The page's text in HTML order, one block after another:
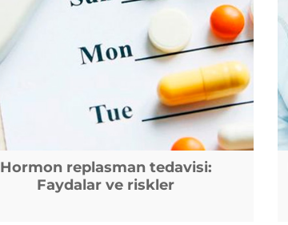
Hormon replasman tedavisi:
Faydalar ve riskler